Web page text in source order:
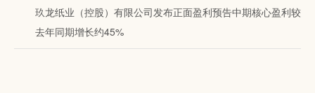
玖龙纸业（控股）有限公司发布正面盈利预告中期核心盈利较
去年同期增长约45%